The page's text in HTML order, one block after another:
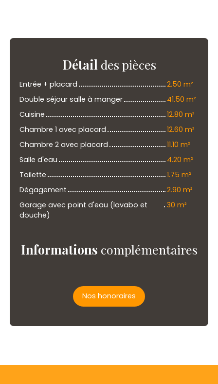
Détail des pièces
Entrée + placard
2.50 m²
Double séjour salle à manger
41.50 m²
Cuisine
12.80 m²
Chambre 1 avec placard
12.60 m²
Chambre 2 avec placard
11.10 m²
Salle d'eau
4.20 m²
Toilette
1.75 m²
Dégagement
2.90 m²
Garage avec point d'eau (lavabo et
douche)
30 m²
Informations complémentaires
Nos honoraires